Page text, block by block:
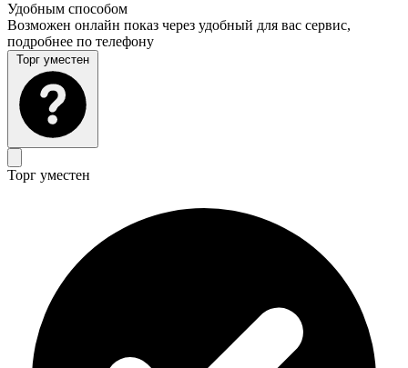
Удобным способом
Возможен онлайн показ через удобный для вас сервис,
подробнее по телефону
Торг уместен
Торг уместен